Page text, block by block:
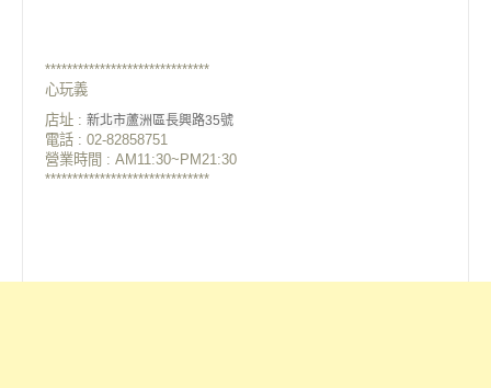
******************************
心玩義
店址 : 新北市蘆洲區長興路35號
電話 : 02-82858751
營業時間 : AM11:30~PM21:30
******************************